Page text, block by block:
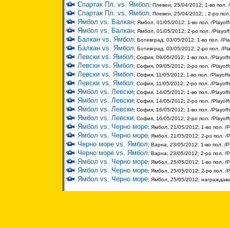
Спартак Пл. vs. Ямбол; Плевен, 25/04/2012; 1-во пол.
Спартак Пл. vs. Ямбол; Плевен, 25/04/2012; ; 2-ро
Ямбол vs. Балкан; Ямбол, 01/05/2012; 1-во пол. /
Ямбол vs. Балкан; Ямбол, 01/05/2012; 2-ро пол. /
Балкан vs. Ямбол; Ботевград, 03/05/2012; 1-во пол. /
Балкан vs. Ямбол; Ботевград, 03/05/2012; 2-ро пол. /
Левски vs. Ямбол; София, 09/05/2012; 1-во пол. /
Левски vs. Ямбол; София, 09/05/2012; 2-ро пол. /
Левски vs. Ямбол; София, 11/05/2012; 1-во пол. /
Левски vs. Ямбол; София, 11/05/2012; 2-ро пол. /
Ямбол vs. Левски; София, 14/05/2012; 1-во пол. /
Ямбол vs. Левски; София, 14/05/2012; 2-ро пол. /
Ямбол vs. Левски; София, 16/05/2012; 1-во пол. /
Ямбол vs. Левски; София, 16/05/2012; 2-ро пол. /
Ямбол vs. Черно море; Ямбол, 21/05/2012; 1-во пол. /
Ямбол vs. Черно море; Ямбол, 21/05/2012; 2-ро пол. /
Черно море vs. Ямбол; Варна, 23/05/2012; 1-во пол. /
Черно море vs. Ямбол; Варна, 23/05/2012; 2-ро пол. /
Ямбол vs. Черно море; Ямбол, 25/05/2012; 1-во пол. /
Ямбол vs. Черно море; Ямбол, 25/05/2012; 2-ро пол. /
Ямбол vs. Черно море; Ямбол, 25/05/2012;